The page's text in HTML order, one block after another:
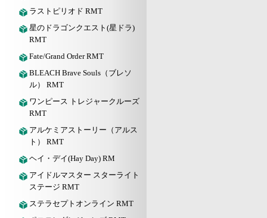
ラストピリオド RMT
星のドラゴンクエスト(星ドラ)
RMT
Fate/Grand Order RMT
BLEACH Brave Souls（ブレソ
ル） RMT
ワンピース トレジャークルーズ
RMT
アルケミアストーリー（アルス
ト） RMT
ヘイ・デイ(Hay Day) RM
アイドルマスター スターライト
ステージ RMT
ステラセプトオンライン RMT